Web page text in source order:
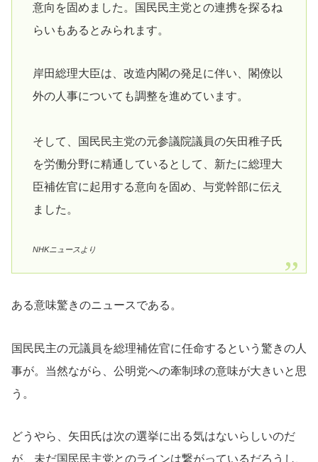
意向を固めました。国民民主党との連携を探るね
らいもあるとみられます。
岸田総理大臣は、改造内閣の発足に伴い、閣僚以
外の人事についても調整を進めています。
そして、国民民主党の元参議院議員の矢田稚子氏
を労働分野に精通しているとして、新たに総理大
臣補佐官に起用する意向を固め、与党幹部に伝え
ました。
NHKニュースより
ある意味驚きのニュースである。
国民民主の元議員を総理補佐官に任命するという驚きの人
事が。当然ながら、公明党への牽制球の意味が大きいと思
う。
どうやら、矢田氏は次の選挙に出る気はないらしいのだ
が、未だ国民民主党とのラインは繋がっているだろうし、